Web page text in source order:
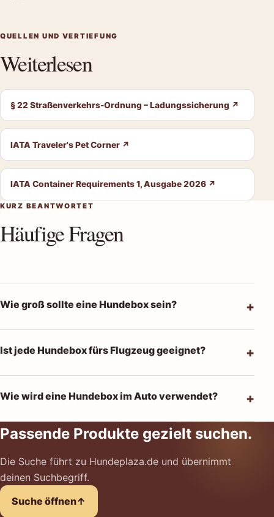
QUELLEN UND VERTIEFUNG
Weiterlesen
§ 22 Straßenverkehrs-Ordnung – Ladungssicherung ↗
IATA Traveler's Pet Corner ↗
IATA Container Requirements 1, Ausgabe 2026 ↗
KURZ BEANTWORTET
Häufige Fragen
Wie groß sollte eine Hundebox sein?
Ist jede Hundebox fürs Flugzeug geeignet?
Wie wird eine Hundebox im Auto verwendet?
Passende Produkte gezielt suchen.
Die Suche führt zu Hundeplaza.de und übernimmt
deinen Suchbegriff.
Suche öffnen↑